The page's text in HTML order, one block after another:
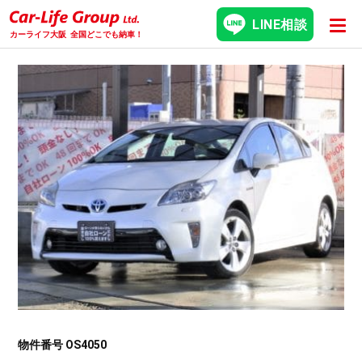
カーライフ大阪 全国どこでも納車！
LINE相談
物件番号 OS4050